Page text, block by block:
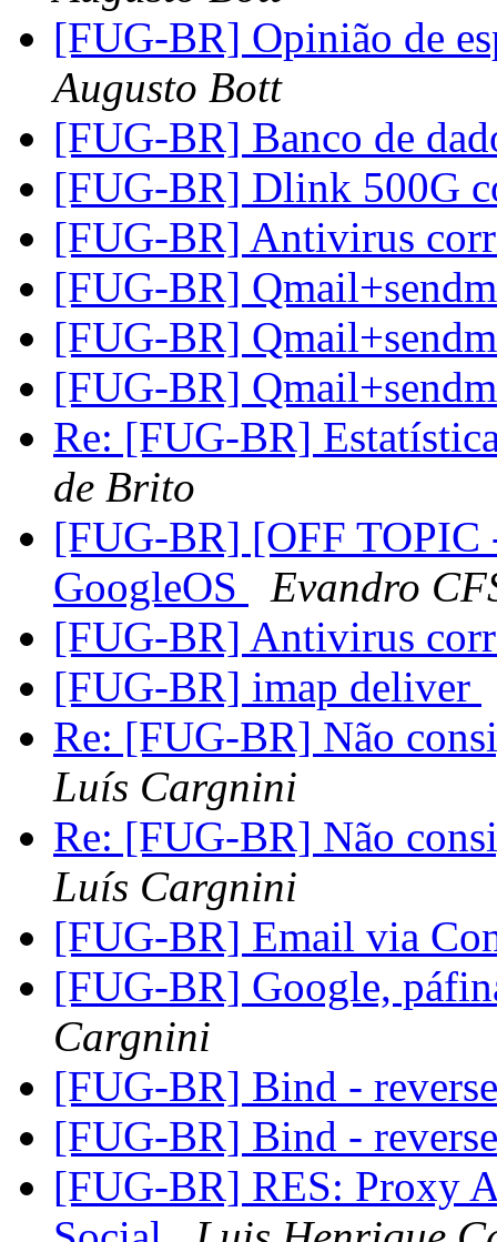
[FUG-BR] Opinião de
Augusto Bott
[FUG-BR] Banco de
[FUG-BR] Dlink 500G
[FUG-BR] Antivirus
[FUG-BR]
[FUG-BR]
[FUG-BR]
Re: [FUG-BR]
de Brito
[FUG-BR] [OFF
GoogleOS
Evandro
[FUG-BR] Antivirus
[FUG-BR] imap deliver
Re: [FUG-BR] Não
Luís Cargnini
Re: [FUG-BR] Não
Luís Cargnini
[FUG-BR] Email via
[FUG-BR] Google,
Cargnini
[FUG-BR] Bind -
[FUG-BR] Bind -
[FUG-BR] RES: Proxy